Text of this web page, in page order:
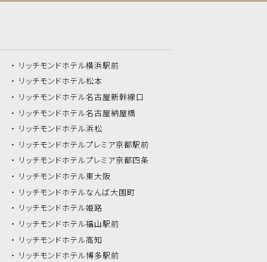
リッチモンドホテル横浜駅前
リッチモンドホテル松本
リッチモンドホテル名古屋新幹線口
リッチモンドホテル名古屋納屋橋
リッチモンドホテル浜松
リッチモンドホテルプレミア京都駅前
リッチモンドホテルプレミア京都四条
リッチモンドホテル東大阪
リッチモンドホテルなんば大国町
リッチモンドホテル姫路
リッチモンドホテル福山駅前
リッチモンドホテル高知
リッチモンドホテル博多駅前